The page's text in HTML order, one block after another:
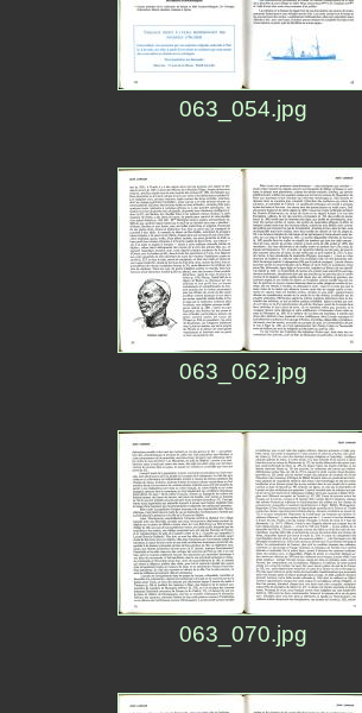
063_054.jpg
063_062.jpg
063_070.jpg